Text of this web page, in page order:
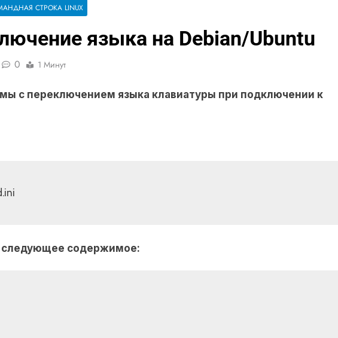
СТРОКА LINUX
языка на Debian/Ubuntu
0 1 Минут
с переключением языка клавиатуры при подключении к
следующее содержимое: